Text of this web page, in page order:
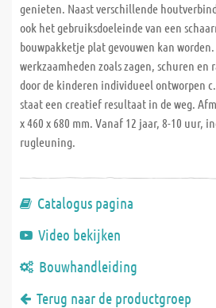
genieten. Naast verschillende
ook het gebruiksdoeleinde van een
bouwpakketje plat gevouwen kan
werkzaamheden zoals zagen, schuren en
door de kinderen individueel ontworpen
staat een creatief resultaat in de weg.
x 460 x 680 mm. Vanaf 12 jaar, 8-10 uur,
rugleuning.
Catalogus pagina
Video bekijken
Bouwhandleiding
Terug naar de productgroep